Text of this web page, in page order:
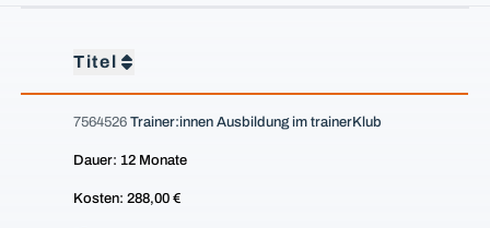
Titel
7564526 Trainer:innen Ausbildung im trainerKlub
Dauer: 12 Monate
Kosten: 288,00 €